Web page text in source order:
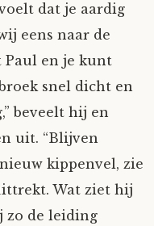
dat je aardig
eens naar de
Paul en je kunt
snel dicht en
beveelt hij en
uit. “Blijven
kippenvel, zie
Wat ziet hij
zo de leiding